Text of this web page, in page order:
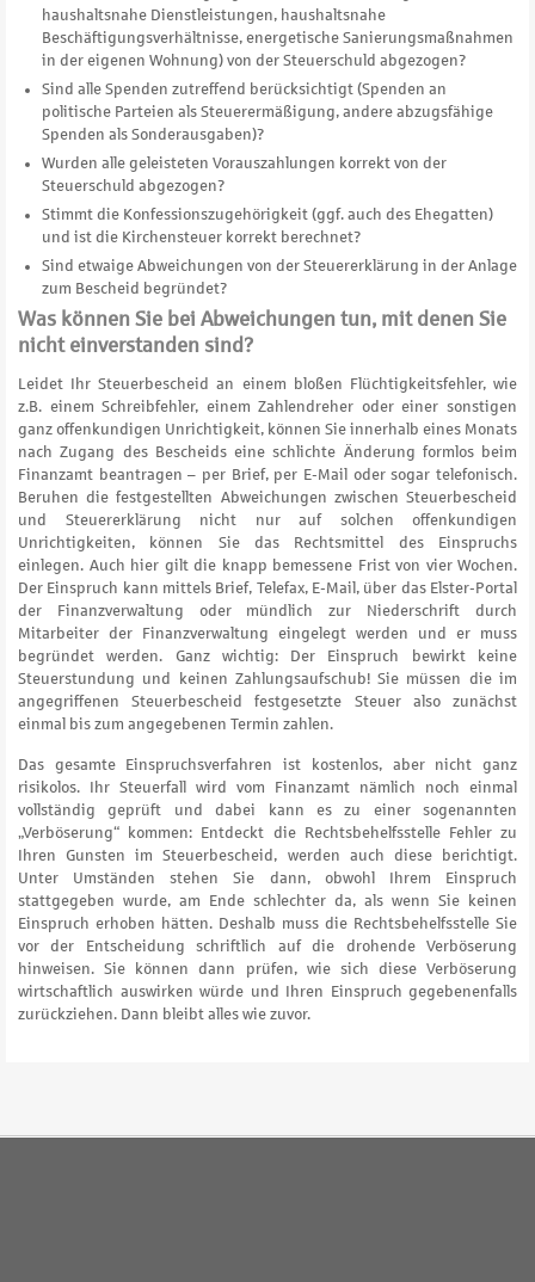
haushaltsnahe Dienstleistungen, haushaltsnahe
Beschäftigungsverhältnisse, energetische Sanierungsmaßnahmen
in der eigenen Wohnung) von der Steuerschuld abgezogen?
Sind alle Spenden zutreffend berücksichtigt (Spenden an
politische Parteien als Steuerermäßigung, andere abzugsfähige
Spenden als Sonderausgaben)?
Wurden alle geleisteten Vorauszahlungen korrekt von der
Steuerschuld abgezogen?
Stimmt die Konfessionszugehörigkeit (ggf. auch des Ehegatten)
und ist die Kirchensteuer korrekt berechnet?
Sind etwaige Abweichungen von der Steuererklärung in der Anlage
zum Bescheid begründet?
Was können Sie bei Abweichungen tun, mit denen Sie
nicht einverstanden sind?
Leidet Ihr Steuerbescheid an einem bloßen Flüchtigkeitsfehler, wie
z.B. einem Schreibfehler, einem Zahlendreher oder einer sonstigen
ganz offenkundigen Unrichtigkeit, können Sie innerhalb eines Monats
nach Zugang des Bescheids eine schlichte Änderung formlos beim
Finanzamt beantragen – per Brief, per E-Mail oder sogar telefonisch.
Beruhen die festgestellten Abweichungen zwischen Steuerbescheid
und Steuererklärung nicht nur auf solchen offenkundigen
Unrichtigkeiten, können Sie das Rechtsmittel des Einspruchs
einlegen. Auch hier gilt die knapp bemessene Frist von vier Wochen.
Der Einspruch kann mittels Brief, Telefax, E-Mail, über das Elster-Portal
der Finanzverwaltung oder mündlich zur Niederschrift durch
Mitarbeiter der Finanzverwaltung eingelegt werden und er muss
begründet werden. Ganz wichtig: Der Einspruch bewirkt keine
Steuerstundung und keinen Zahlungsaufschub! Sie müssen die im
angegriffenen Steuerbescheid festgesetzte Steuer also zunächst
einmal bis zum angegebenen Termin zahlen.
Das gesamte Einspruchsverfahren ist kostenlos, aber nicht ganz
risikolos. Ihr Steuerfall wird vom Finanzamt nämlich noch einmal
vollständig geprüft und dabei kann es zu einer sogenannten
„Verböserung“ kommen: Entdeckt die Rechtsbehelfsstelle Fehler zu
Ihren Gunsten im Steuerbescheid, werden auch diese berichtigt.
Unter Umständen stehen Sie dann, obwohl Ihrem Einspruch
stattgegeben wurde, am Ende schlechter da, als wenn Sie keinen
Einspruch erhoben hätten. Deshalb muss die Rechtsbehelfsstelle Sie
vor der Entscheidung schriftlich auf die drohende Verböserung
hinweisen. Sie können dann prüfen, wie sich diese Verböserung
wirtschaftlich auswirken würde und Ihren Einspruch gegebenenfalls
zurückziehen. Dann bleibt alles wie zuvor.